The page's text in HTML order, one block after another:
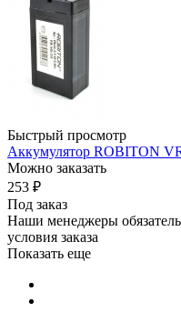
Быстрый просмотр
Аккумулятор ROBITON
Можно заказать
253 ₽
Под заказ
Наши менеджеры
условия заказа
Показать еще